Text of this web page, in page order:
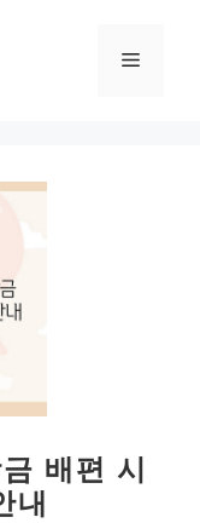
메
배편 시
내